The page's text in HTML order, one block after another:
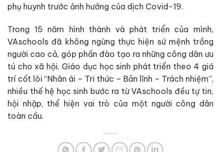
phụ huynh trước ảnh hưởng của dịch Covid-19.
Trong 15 năm hình thành và phát triển của mình,
VAschools đã không ngừng thực hiện sứ mệnh trồng
người cao cả, góp phần đào tạo ra những công dân ưu
tú cho xã hội. Giáo dục học sinh phát triển theo 4 giá
trí cốt lõi “Nhân ái – Tri thức – Bản lĩnh – Trách nhiệm”,
nhiều thế hệ học sinh bước ra từ VAschools đều tự tin,
hội nhập, thể hiện vai trò của một người công dân
toàn cầu.